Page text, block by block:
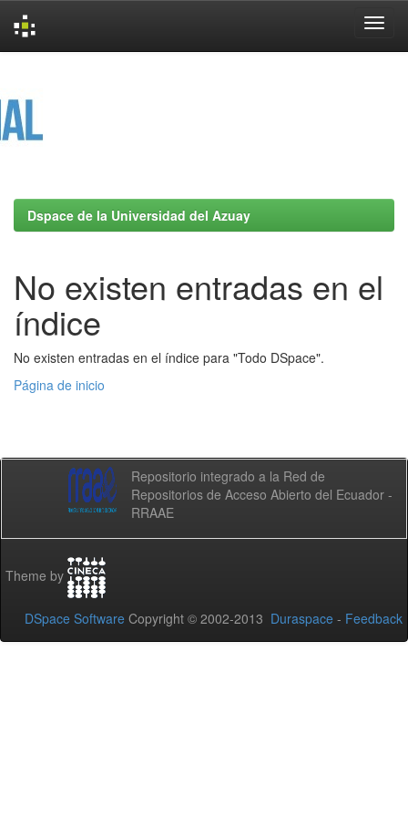
Dspace de la Universidad del Azuay
No existen entradas en el
índice
No existen entradas en el índice para "Todo DSpace".
Página de inicio
Repositorio integrado a la Red de
Repositorios de Acceso Abierto del Ecuador -
RRAAE
Theme by
DSpace Software Copyright © 2002-2013 Duraspace - Feedback